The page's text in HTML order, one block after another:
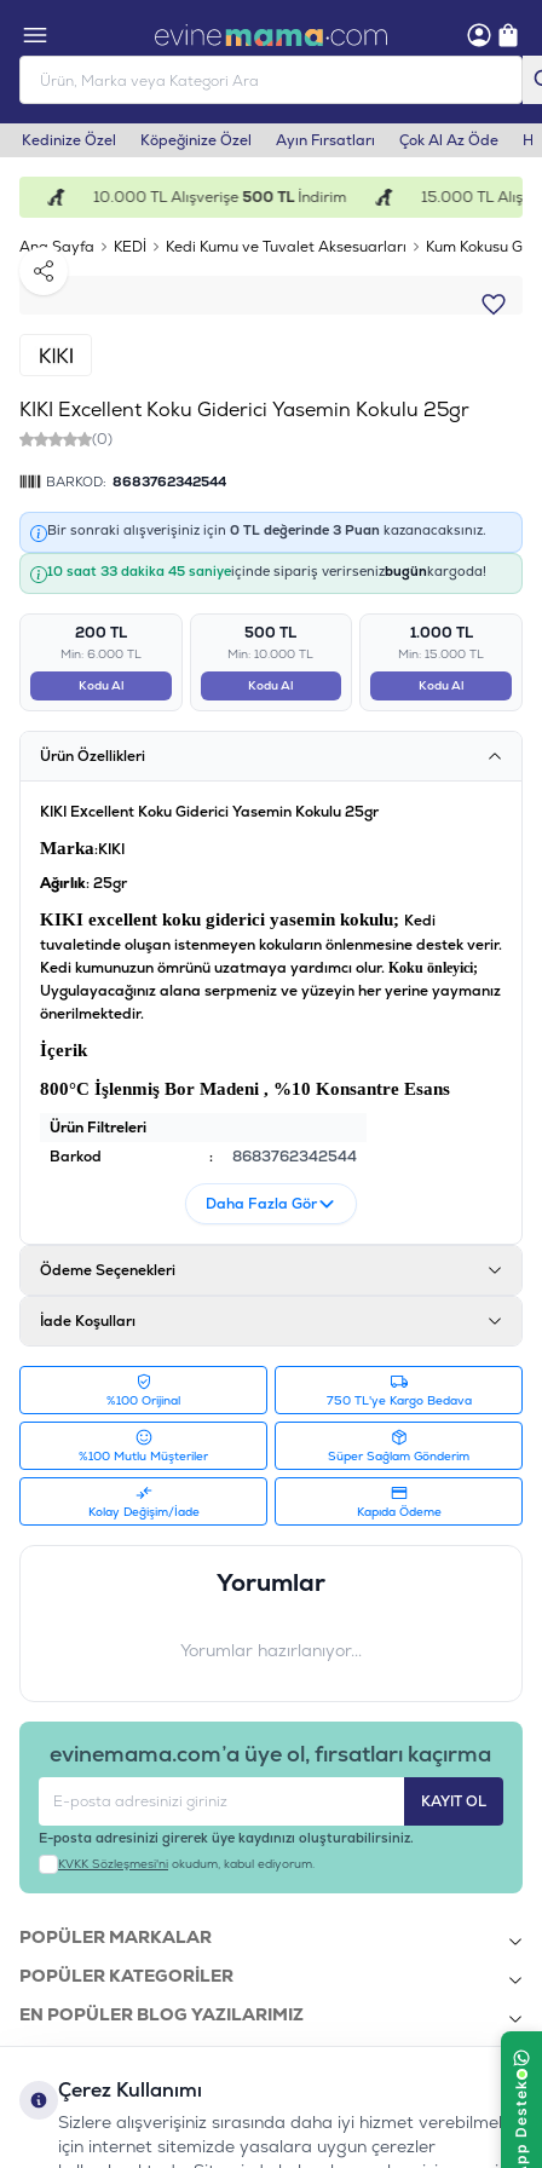
Kedinize Özel Köpeğinize Özel Ayın Fırsatları Çok Al Az Öde
10.000 TL Alışverişe500 TLİndirim 15.000 TL
Ana Sayfa KEDİ Kedi Kumu ve Tuvalet Aksesuarları
Kum Kokusu
Paylaş
KIKI Excellent Koku Giderici Yasemin Kokulu 25gr
(0)
BARKOD: 8683762342544
Bir sonraki alışverişiniz için 0 TL değerinde 3 Puan kazanacaksınız.
10 saat 33 dakika 45 saniyeiçinde sipariş verirsenizbugünkargoda!
200 TL
Min: 6.000 TL
Kodu Al
500 TL
Min: 10.000 TL
Kodu Al
1.000 TL
Min: 15.000 TL
Kodu Al
Ürün Özellikleri
KIKI Excellent Koku Giderici Yasemin Kokulu 25gr
Marka:KIKI
Ağırlık: 25gr
KIKI excellent koku giderici yasemin kokulu; Kedi
tuvaletinde oluşan istenmeyen kokuların önlenmesine destek verir.
Kedi kumunuzun ömrünü uzatmaya yardımcı olur. Koku önleyici;
Uygulayacağınız alana serpmeniz ve yüzeyin her yerine yaymanız
önerilmektedir.
İçerik
800°C İşlenmiş Bor Madeni , %10 Konsantre Esans
Ürün Filtreleri
Barkod
:
8683762342544
:
KC204B15
Daha Fazla Gör
Ödeme Seçenekleri
İade Koşulları
%100 Orijinal 750 TL'ye Kargo Bedava
%100 Mutlu Müşteriler Süper Sağlam Gönderim
Kolay Değişim/İade Kapıda Ödeme
Yorumlar
Yorumlar hazırlanıyor...
evinemama.com’a üye ol, fırsatları kaçırma
KAYIT OL
E-posta adresinizi girerek üye kaydınızı oluşturabilirsiniz.
KVKK Sözleşmesi'ni okudum, kabul ediyorum.
POPÜLER MARKALAR
POPÜLER KATEGORILER
EN POPÜLER BLOG YAZILARIMIZ
KURUMSAL
Çerez Kullanımı
Sizlere alışverişiniz sırasında daha iyi hizmet verebilmek
için internet sitemizde yasalara uygun çerezler